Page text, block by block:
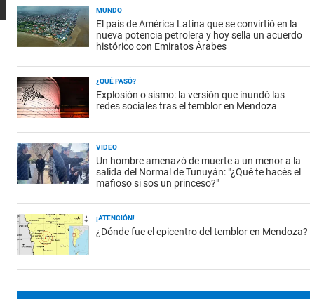
MUNDO
El país de América Latina que se convirtió en la
nueva potencia petrolera y hoy sella un acuerdo
histórico con Emiratos Árabes
¿QUÉ PASÓ?
Explosión o sismo: la versión que inundó las
redes sociales tras el temblor en Mendoza
VIDEO
Un hombre amenazó de muerte a un menor a la
salida del Normal de Tunuyán: "¿Qué te hacés el
mafioso si sos un princeso?"
¡ATENCIÓN!
¿Dónde fue el epicentro del temblor en Mendoza?